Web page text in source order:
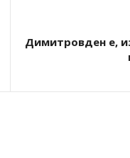
Димитровден е,